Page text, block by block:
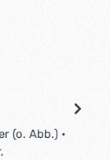
(o. Abb.) •